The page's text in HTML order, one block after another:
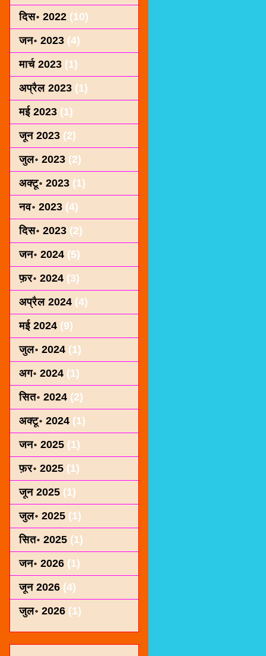
दिस॰ 2022 (10)
जन॰ 2023 (4)
मार्च 2023 (1)
अप्रैल 2023 (1)
मई 2023 (1)
जून 2023 (2)
जुल॰ 2023 (2)
अक्टू॰ 2023 (1)
नव॰ 2023 (4)
दिस॰ 2023 (2)
जन॰ 2024 (5)
फ़र॰ 2024 (3)
अप्रैल 2024 (4)
मई 2024 (9)
जुल॰ 2024 (1)
अग॰ 2024 (1)
सित॰ 2024 (2)
अक्टू॰ 2024 (1)
जन॰ 2025 (1)
फ़र॰ 2025 (1)
जून 2025 (1)
जुल॰ 2025 (1)
सित॰ 2025 (1)
जन॰ 2026 (1)
जून 2026 (4)
जुल॰ 2026 (1)